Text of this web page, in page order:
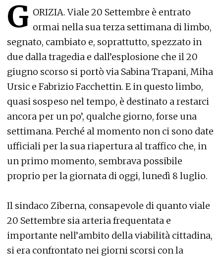
G ORIZIA. Viale 20 Settembre è entrato
ormai nella sua terza settimana di limbo,
segnato, cambiato e, soprattutto, spezzato in
due dalla tragedia e dall’esplosione che il 20
giugno scorso si portò via Sabina Trapani, Miha
Ursic e Fabrizio Facchettin. E in questo limbo,
quasi sospeso nel tempo, è destinato a restarci
ancora per un po’, qualche giorno, forse una
settimana. Perché al momento non ci sono date
ufficiali per la sua riapertura al traffico che, in
un primo momento, sembrava possibile
proprio per la giornata di oggi, lunedì 8 luglio.
Il sindaco Ziberna, consapevole di quanto viale
20 Settembre sia arteria frequentata e
importante nell’ambito della viabilità cittadina,
si era confrontato nei giorni scorsi con la